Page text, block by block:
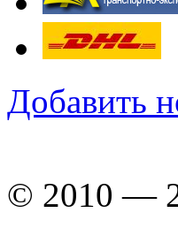
Добавить
© 2010 —